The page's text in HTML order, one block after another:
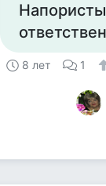
8 лет 1